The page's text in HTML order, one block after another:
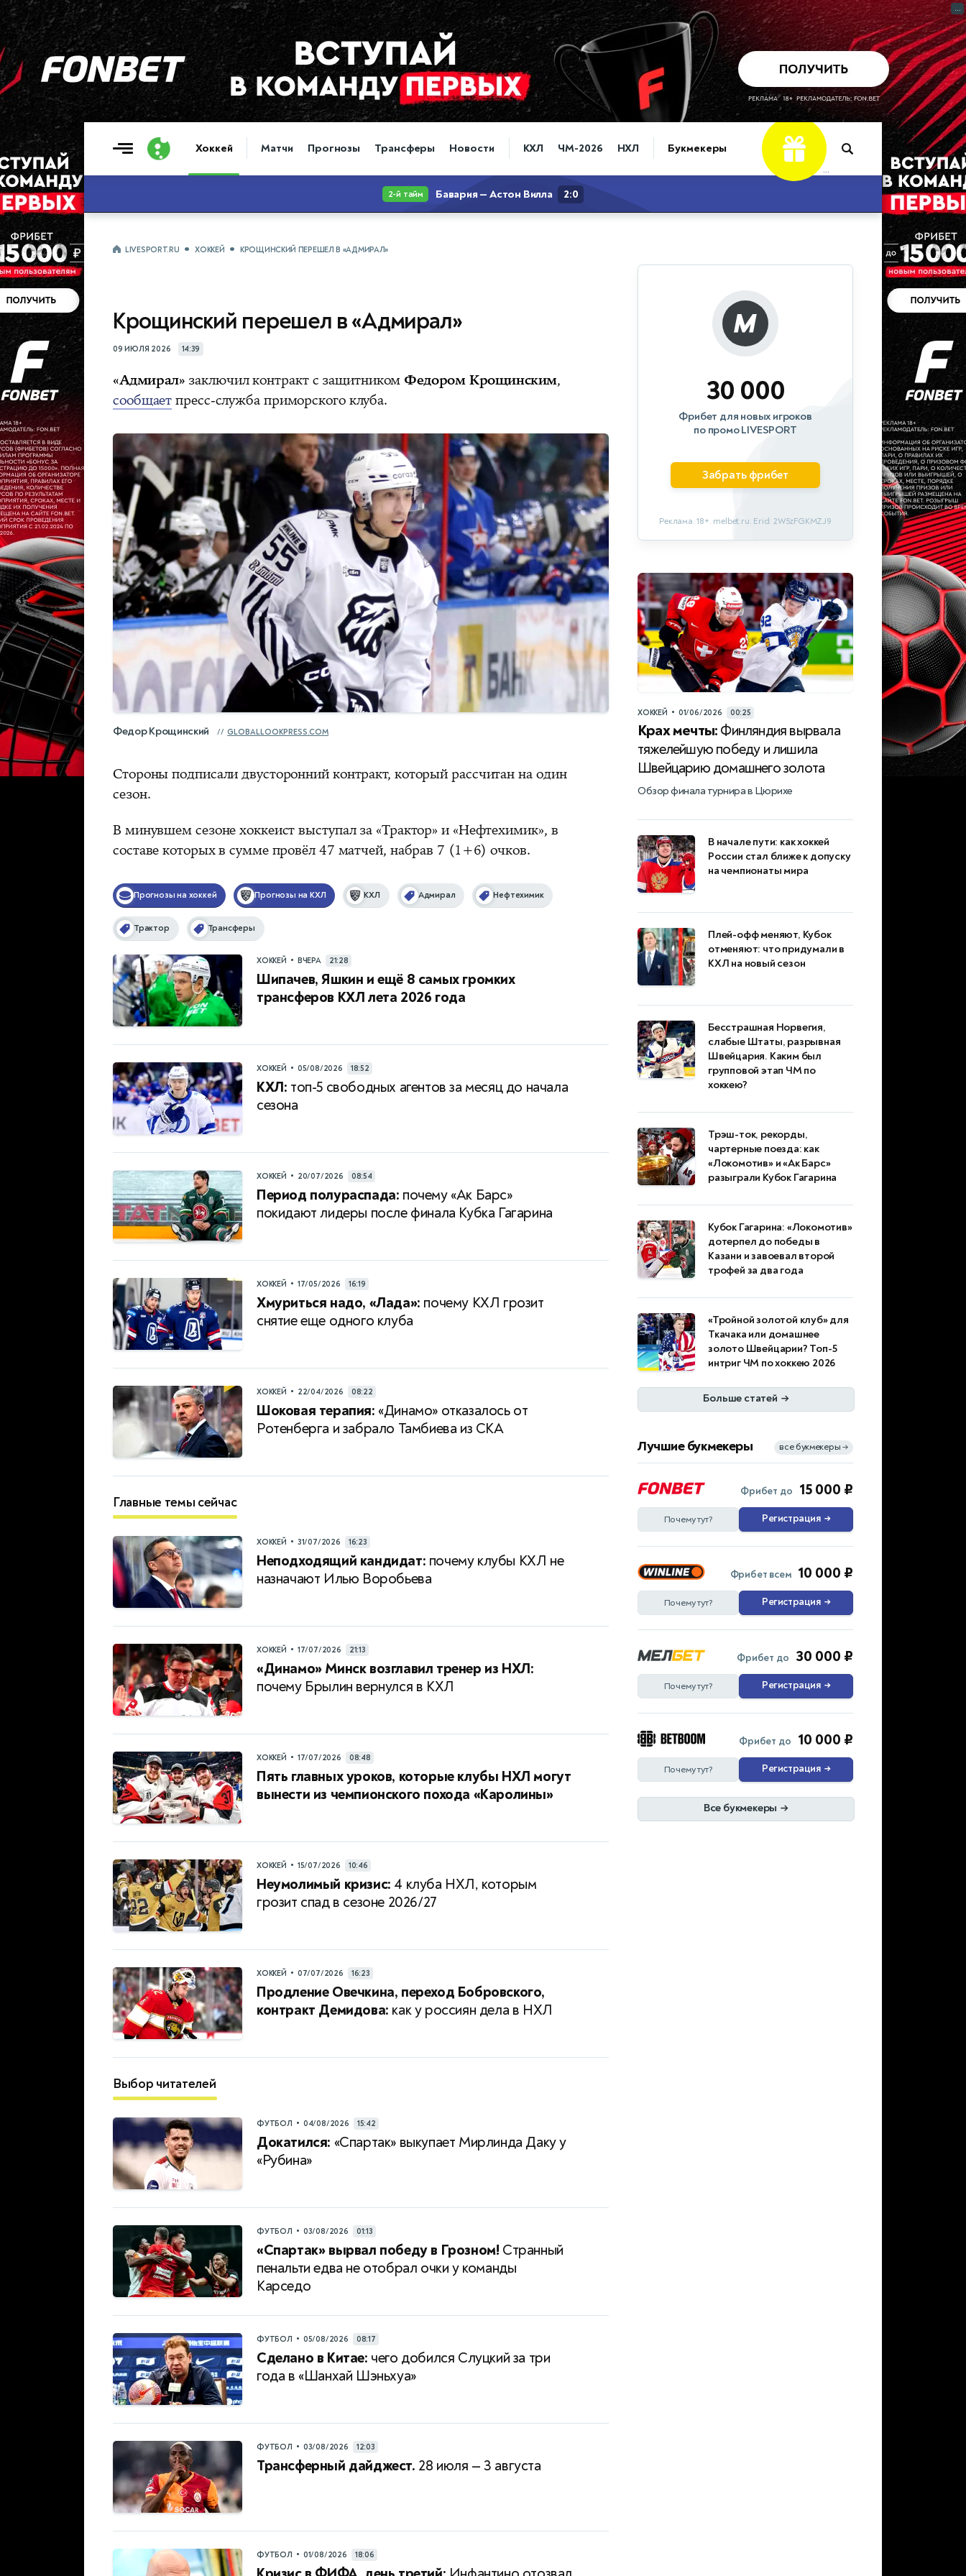
Хоккей Матчи Прогнозы Трансферы Новости КХЛ ЧМ-2026 НХЛ Букмекеры
...
LIVESPORT.RU ХОККЕЙ КРОЩИНСКИЙ ПЕРЕШЕЛ В «АДМИРАЛ»
Крощинский перешел в «Адмирал»
09 ИЮЛЯ 2026 14:39
«Адмирал» заключил контракт с защитником Федором Крощинским,
сообщаетпресс-служба приморского клуба.
Федор Крощинский GLOBALLOOKPRESS.COM
Стороны подписали двусторонний контракт, который рассчитан на один
сезон.
В минувшем сезоне хоккеист выступал за «Трактор» и «Нефтехимик», в
составе которых в сумме провёл 47 матчей, набрав 7 (1+6) очков.
Прогнозы на хоккей Прогнозы на КХЛ КХЛ Адмирал Нефтехимик
Трактор Трансферы
ХОККЕЙ • ВЧЕРА 21:28
Шипачев, Яшкин и ещё 8 самых громких
трансферов КХЛ лета 2026 года
ХОККЕЙ • 05/08/2026 18:52
КХЛ: топ-5 свободных агентов за месяц до начала
сезона
ХОККЕЙ • 20/07/2026 08:54
Период полураспада: почему «Ак Барс»
покидают лидеры после финала Кубка Гагарина
ХОККЕЙ • 17/05/2026 16:19
Хмуриться надо, «Лада»: почему КХЛ грозит
снятие еще одного клуба
ХОККЕЙ • 22/04/2026 08:22
Шоковая терапия: «Динамо» отказалось от
Ротенберга и забрало Тамбиева из СКА
Главные темы сейчас
ХОККЕЙ • 31/07/2026 16:23
Неподходящий кандидат: почему клубы КХЛ не
назначают Илью Воробьева
ХОККЕЙ • 17/07/2026 21:13
«Динамо» Минск возглавил тренер из НХЛ:
почему Брылин вернулся в КХЛ
ХОККЕЙ • 17/07/2026 08:48
Пять главных уроков, которые клубы НХЛ могут
вынести из чемпионского похода «Каролины»
ХОККЕЙ • 15/07/2026 10:46
Неумолимый кризис: 4 клуба НХЛ, которым
грозит спад в сезоне 2026/27
ХОККЕЙ • 07/07/2026 16:23
Продление Овечкина, переход Бобровского,
контракт Демидова: как у россиян дела в НХЛ
Выбор читателей
ФУТБОЛ • 04/08/2026 15:42
Докатился: «Спартак» выкупает Мирлинда Даку у
«Рубина»
ФУТБОЛ • 03/08/2026 01:13
«Спартак» вырвал победу в Грозном! Странный
пенальти едва не отобрал очки у команды
Карседо
ФУТБОЛ • 05/08/2026 08:17
Сделано в Китае: чего добился Слуцкий за три
года в «Шанхай Шэньхуа»
ФУТБОЛ • 03/08/2026 12:03
Трансферный дайджест. 28 июля — 3 августа
ФУТБОЛ • 01/08/2026 18:06
30 000
Фрибет для новых игроков
по промо LIVESPORT
Забрать фрибет
Реклама. 18+. melbet.ru. Erid: 2W5zFGKMZJ9
ХОККЕЙ • 01/06/2026 00:25
Крах мечты: Финляндия вырвала
тяжелейшую победу и лишила
Швейцарию домашнего золота
Обзор финала турнира в Цюрихе
В начале пути: как хоккей
России стал ближе к допуску
на чемпионаты мира
Плей-офф меняют, Кубок
отменяют: что придумали в
КХЛ на новый сезон
Бесстрашная Норвегия,
слабые Штаты, разрывная
Швейцария. Каким был
групповой этап ЧМ по
хоккею?
Трэш-ток, рекорды,
чартерные поезда: как
«Локомотив» и «Ак Барс»
разыграли Кубок Гагарина
Кубок Гагарина: «Локомотив»
дотерпел до победы в
Казани и завоевал второй
трофей за два года
«Тройной золотой клуб» для
Ткачака или домашнее
золото Швейцарии? Топ-5
интриг ЧМ по хоккею 2026
Больше статей →
Лучшие букмекеры все букмекеры →
Фрибет до 15 000 ₽
Почему тут? Регистрация →
Фрибет всем 10 000 ₽
Почему тут? Регистрация →
Фрибет до 30 000 ₽
Почему тут? Регистрация →
Фрибет до 10 000 ₽
Почему тут? Регистрация →
Все букмекеры →
...